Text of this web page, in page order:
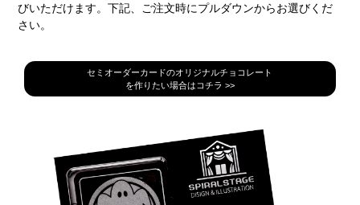
びいただけます。下記、ご注文時にプルダウンからお選びくだ
さい。
セミオーダーカードのオリジナルチョコレート
を作りたい場合はコチラ >>